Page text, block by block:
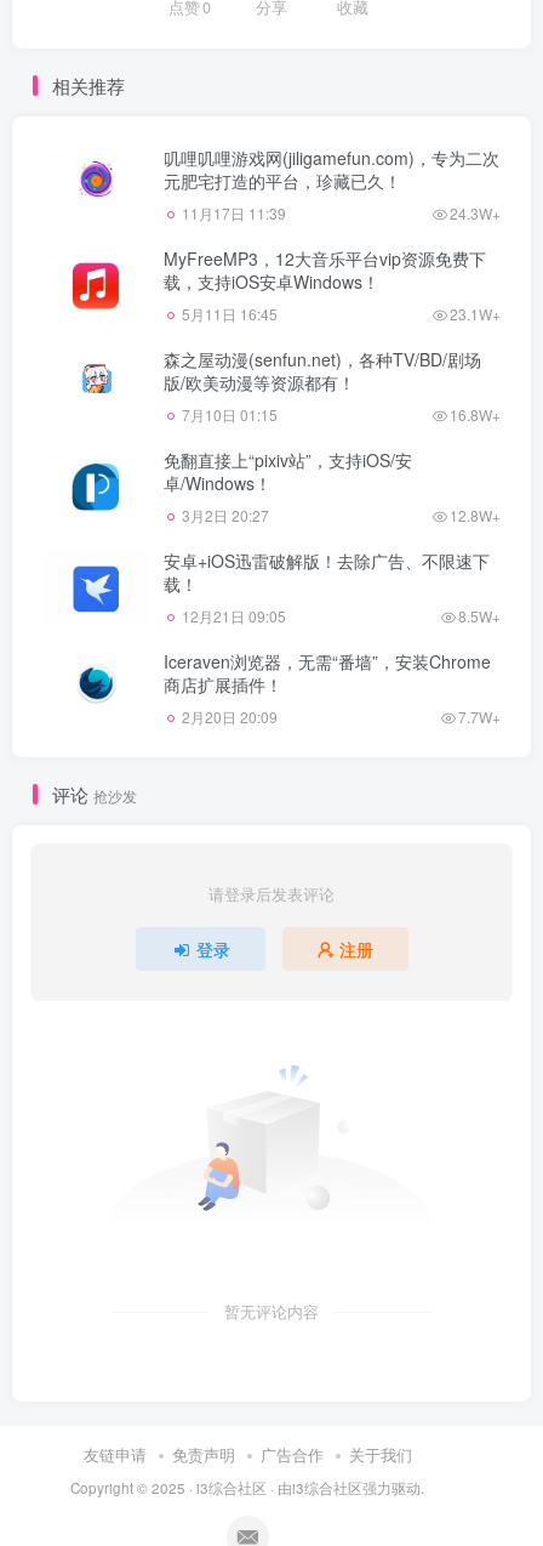
点赞0 分享 收藏
相关推荐
叽哩叽哩游戏网(jiligamefun.com)，专为二次
元肥宅打造的平台，珍藏已久！
11月17日 11:39 24.3W+
MyFreeMP3，12大音乐平台vip资源免费下
载，支持iOS安卓Windows！
5月11日 16:45 23.1W+
森之屋动漫(senfun.net)，各种TV/BD/剧场
版/欧美动漫等资源都有！
7月10日 01:15 16.8W+
免翻直接上“pixiv站”，支持iOS/安
卓/Windows！
3月2日 20:27 12.8W+
安卓+iOS迅雷破解版！去除广告、不限速下
载！
12月21日 09:05 8.5W+
Iceraven浏览器，无需“番墙”，安装Chrome
商店扩展插件！
2月20日 20:09 7.7W+
评论 抢沙发
请登录后发表评论
登录 注册
暂无评论内容
友链申请 免责声明 广告合作 关于我们
Copyright © 2025 · i3综合社区 · 由i3综合社区强力驱动.